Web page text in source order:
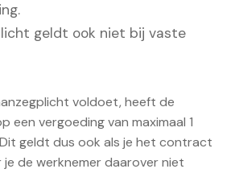
geldt ook niet bij vaste
voldoet, heeft de
een vergoeding van maximaal 1
geldt dus ook als je het contract
de werknemer daarover niet